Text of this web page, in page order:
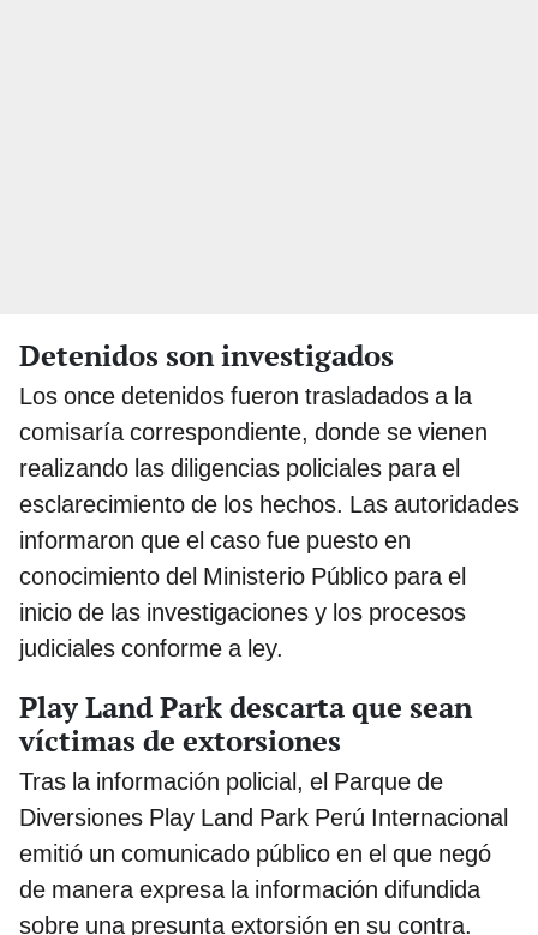
Detenidos son investigados
Los once detenidos fueron trasladados a la
comisaría correspondiente, donde se vienen
realizando las diligencias policiales para el
esclarecimiento de los hechos. Las autoridades
informaron que el caso fue puesto en
conocimiento del Ministerio Público para el
inicio de las investigaciones y los procesos
judiciales conforme a ley.
Play Land Park descarta que sean
víctimas de extorsiones
Tras la información policial, el Parque de
Diversiones Play Land Park Perú Internacional
emitió un comunicado público en el que negó
de manera expresa la información difundida
sobre una presunta extorsión en su contra.